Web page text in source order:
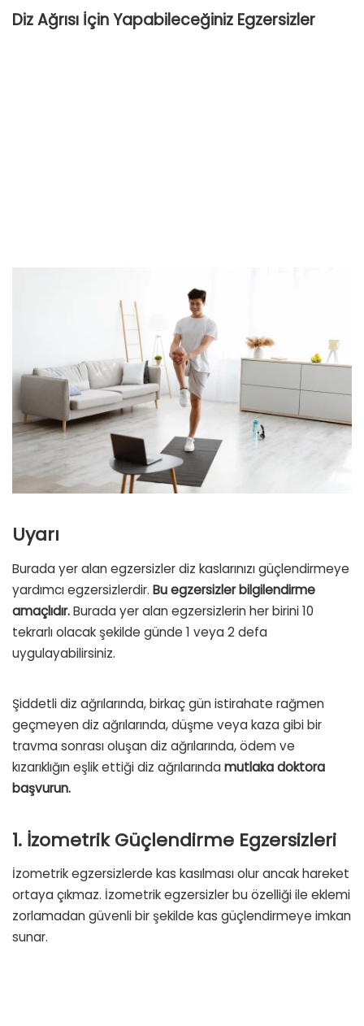
Diz Ağrısı İçin Yapabileceğiniz Egzersizler
Uyarı
Burada yer alan egzersizler diz kaslarınızı güçlendirmeye
yardımcı egzersizlerdir. Bu egzersizler bilgilendirme
amaçlıdır.Burada yer alan egzersizlerin her birini 10
tekrarlı olacak şekilde günde 1 veya 2 defa
uygulayabilirsiniz.
Şiddetli diz ağrılarında, birkaç gün istirahate rağmen
geçmeyen diz ağrılarında, düşme veya kaza gibi bir
travma sonrası oluşan diz ağrılarında, ödem ve
kızarıklığın eşlik ettiği diz ağrılarında mutlaka doktora
başvurun.
1. İzometrik Güçlendirme Egzersizleri
İzometrik egzersizlerde kas kasılması olur ancak hareket
ortaya çıkmaz. İzometrik egzersizler bu özelliği ile eklemi
zorlamadan güvenli bir şekilde kas güçlendirmeye imkan
sunar.